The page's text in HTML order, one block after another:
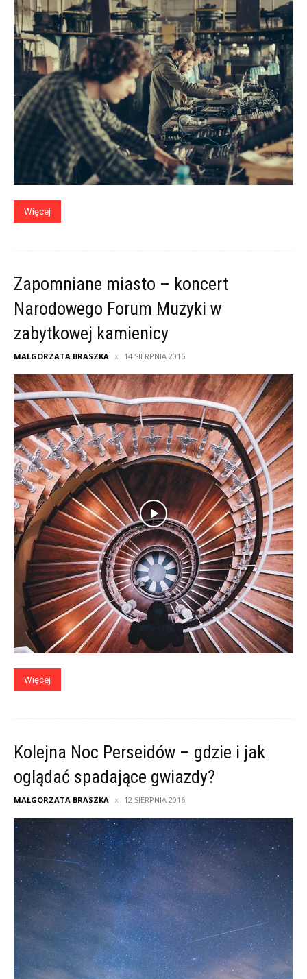
Więcej
Zapomniane miasto – koncert
Narodowego Forum Muzyki w
zabytkowej kamienicy
MAŁGORZATA BRASZKA 14 SIERPNIA 2016
Więcej
Kolejna Noc Perseidów – gdzie i jak
oglądać spadające gwiazdy?
MAŁGORZATA BRASZKA 12 SIERPNIA 2016